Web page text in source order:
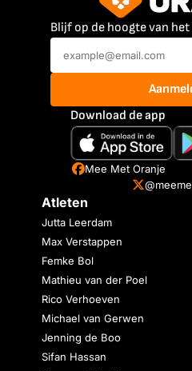
Blijf op de hoogte van
Download de app
Mee Met Oranje
Atleten
Jutta Leerdam
Max Verstappen
Femke Bol
Mathieu van der Poel
Rico Verhoeven
Michael van Gerwen
Jenning de Boo
Sifan Hassan